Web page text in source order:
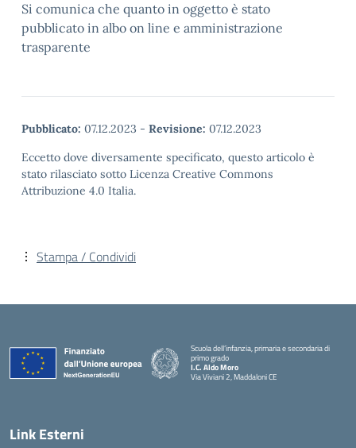
Si comunica che quanto in oggetto è stato
pubblicato in albo on line e amministrazione
trasparente
Pubblicato: 07.12.2023 - Revisione: 07.12.2023
Eccetto dove diversamente specificato, questo articolo è
stato rilasciato sotto Licenza Creative Commons
Attribuzione 4.0 Italia.
Stampa / Condividi
Scuola dell’infanzia, primaria e secondaria di
primo grado
I.C. Aldo Moro
Via Viviani 2, Maddaloni CE
Link Esterni